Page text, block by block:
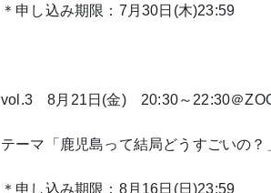
＊申し込み期限： 7 月 30日(木)23:59
vol.3 8月 21 日(金) 20:30～ 22:30＠
テーマ「鹿児島って結局どうすごいの？
＊申し込み期限： 8月 16日(日)23:59